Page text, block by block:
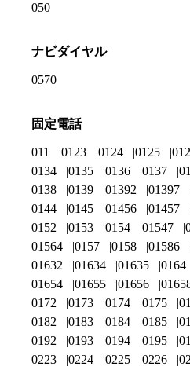
050
ナビダイヤル
0570
固定電話
011 0123 0124 0125
0134
0135 0136 0137
0138
0139 01392 01397
0144
0145 01456 01457
0152
0153 0154 01547
01564
0157 0158 01586
01632
01634 01635 0164
01654
01655 01656
0172
0173 0174 0175
0182
0183 0184 0185
0192
0193 0194 0195
0223
0224 0225 0226